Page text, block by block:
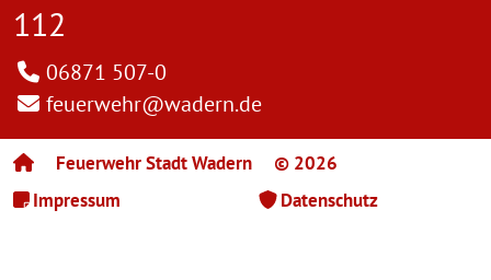
112
06871 507-0
feuerwehr@wadern.de
Feuerwehr Stadt Wadern
© 2026
Impressum
Datenschutz